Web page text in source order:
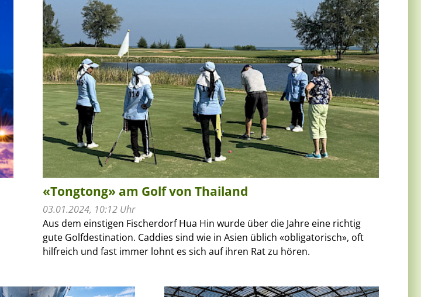
«Tongtong» am Golf von Thailand
03.01.2024, 10:12 Uhr
Aus dem einstigen Fischerdorf Hua Hin wurde über die Jahre eine richtig
gute Golfdestination. Caddies sind wie in Asien üblich «obligatorisch», oft
hilfreich und fast immer lohnt es sich auf ihren Rat zu hören.